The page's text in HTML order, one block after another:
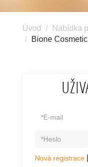
Úvod Nabídka
Bione
Nová registrace